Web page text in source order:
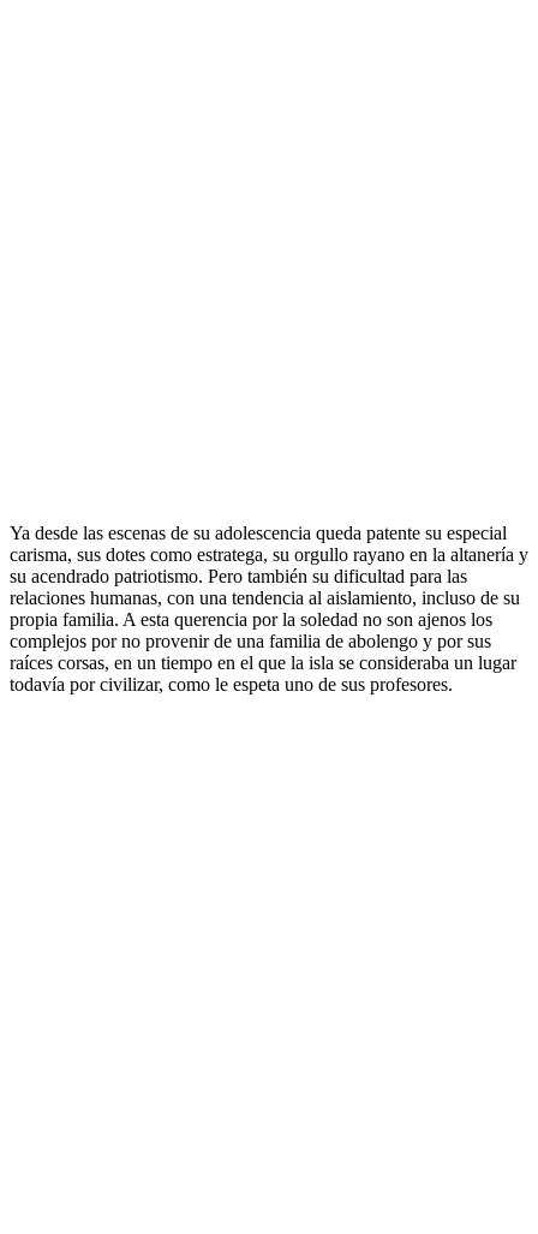
Ya desde las escenas de su adolescencia queda patente su especial
carisma, sus dotes como estratega, su orgullo rayano en la altanería y
su acendrado patriotismo. Pero también su dificultad para las
relaciones humanas, con una tendencia al aislamiento, incluso de su
propia familia. A esta querencia por la soledad no son ajenos los
complejos por no provenir de una familia de abolengo y por sus
raíces corsas, en un tiempo en el que la isla se consideraba un lugar
todavía por civilizar, como le espeta uno de sus profesores.